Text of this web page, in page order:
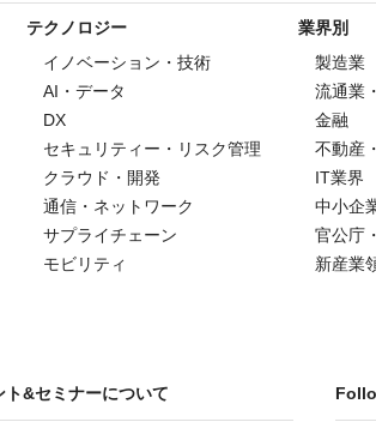
テクノロジー
イノベーション・技術
AI・データ
DX
セキュリティー・リスク管理
クラウド・開発
通信・ネットワーク
サプライチェーン
モビリティ
業界別
製造業
流通業
金融
不動産
IT業界
中小企
官公庁
新産業
ト&セミナーについて